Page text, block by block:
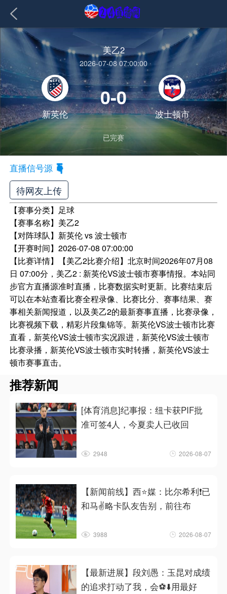
美乙2
2026-07-08 07:00:00
新英伦
0-0
波士顿市
已完赛
直播信号源
待网友上传
【赛事分类】 足球
【赛事名称】 美乙2
【对阵球队】 新英伦 vs 波士顿市
【开赛时间】2026-07-08 07:00:00
【比赛详情】
【美乙2比赛介绍】北京时间2026年07月08
日 07:00分，美乙2 : 新英伦VS波士顿市赛事情报。本站同
步官方直播源准时直播，比赛数据实时更新。比赛结束后
可以在本站查看比赛全程录像、比赛比分、赛事结果、赛
事相关新闻报道，以及美乙2的最新赛事直播，比赛录像，
比赛视频下载，精彩片段集锦等。新英伦VS波士顿市比赛
直看，新英伦VS波士顿市实况跟进，新英伦VS波士顿市
比赛录播，新英伦VS波士顿市实时转播，新英伦VS波士
顿市赛事直击。
推荐新闻
[体育消息]纪事报：纽卡获PIF批
准可签4人，今夏卖人已收回
2948 2026-08-07
【新闻前线】西⭐媒：比尔希利❗已
和马✌️略卡队友告别，前往布
3988 2026-08-07
【最新进展】段刘愚：玉昆对成绩
的追求打动了我，会⚽⬇️用最好